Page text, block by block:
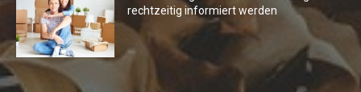
rechtzeitig informiert werden